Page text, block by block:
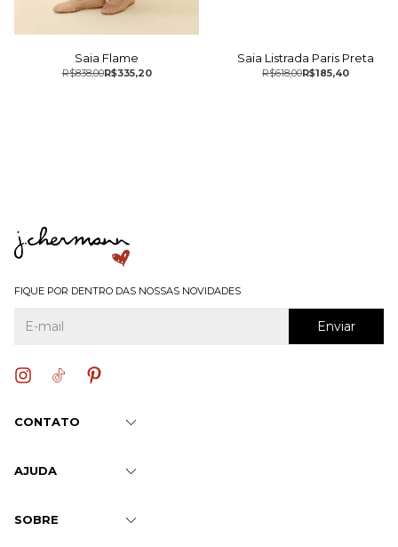
Saia Flame
R$335,20
R$838,00
Saia Listrada Paris Preta
R$185,40
R$618,00
FIQUE POR DENTRO DAS NOSSAS NOVIDADES
CONTATO
AJUDA
SOBRE